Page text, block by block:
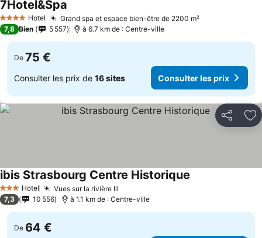
4 Étoiles Hotel Grand spa et espace bien-être de 2200 m²
7Hotel&Spa
7,8 Bien 5 557 à 6.7 km de : Centre-ville
De 75 €
Consulter les prix de 16 sites Consulter les prix
Partager
3 ÉtoilesHotel Vues sur la rivière Ill
ibis Strasbourg Centre Historique
7,3 10 556 à 1.1 km de : Centre-ville
De 64 €